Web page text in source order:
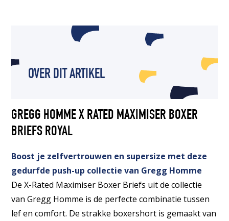
OVER DIT ARTIKEL
GREGG HOMME X RATED MAXIMISER BOXER
BRIEFS ROYAL
Boost je zelfvertrouwen en supersize met deze
gedurfde push-up collectie van Gregg Homme
De X-Rated Maximiser Boxer Briefs uit de collectie
van Gregg Homme is de perfecte combinatie tussen
lef en comfort. De strakke boxershort is gemaakt van